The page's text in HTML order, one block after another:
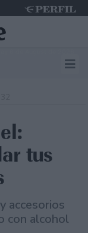
tus
accesorios
con alcohol